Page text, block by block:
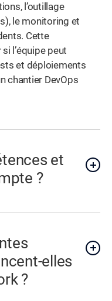
l’outillage
le monitoring et
Cette
l’équipe peut
et déploiements
chantier DevOps
et
?
elles
?